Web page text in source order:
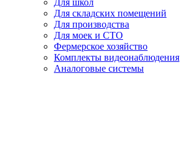
Для школ
Для складских помещений
Для производства
Для моек и СТО
Фермерское хозяйство
Комплекты видеонаблюдения
Аналоговые системы